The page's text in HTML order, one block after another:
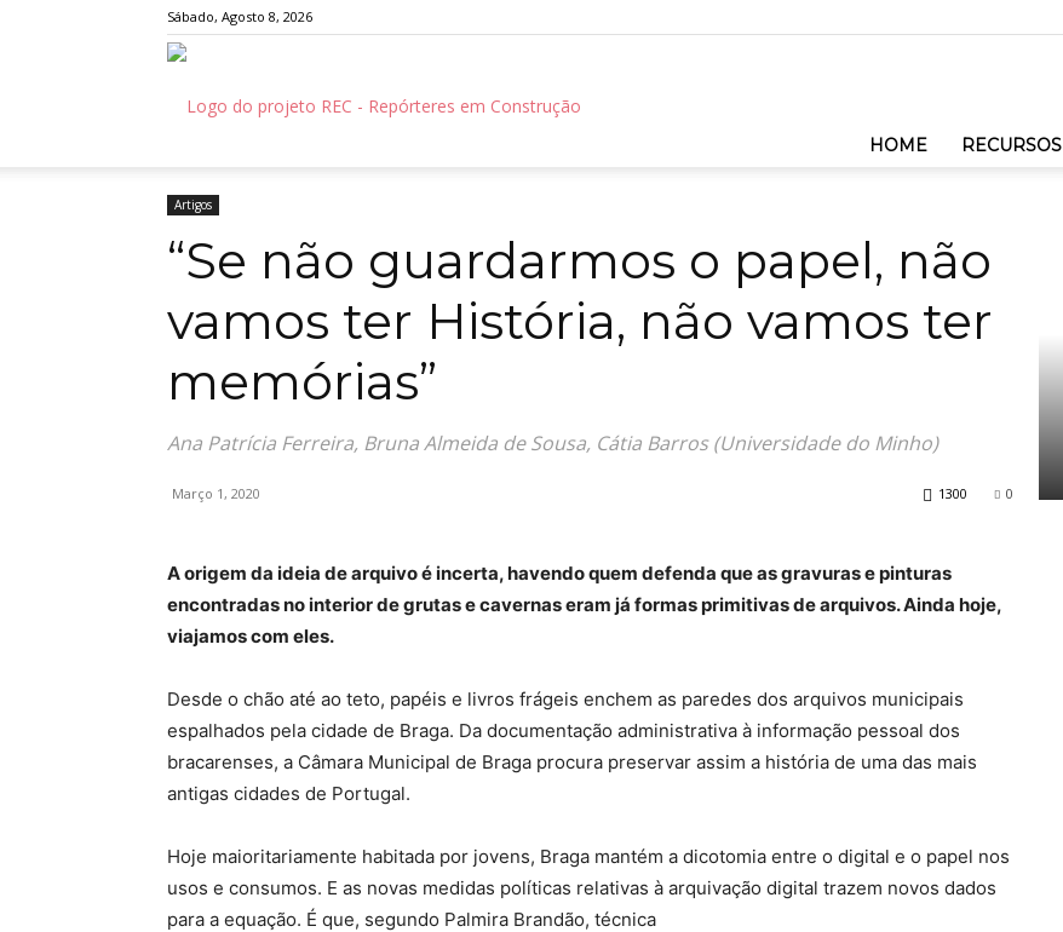
Sábado, Agosto 8, 2026
HOME RECURSOS
Início
Artigos
“Se não guardarmos o papel, não
vamos ter História, não vamos ter
memórias”
Ana Patrícia Ferreira, Bruna Almeida de Sousa, Cátia Barros (Universidade do Minho)
Março 1, 2020 0
1300
A origem da ideia de arquivo é incerta, havendo quem defenda que as gravuras e pinturas
encontradas no interior de grutas e cavernas eram já formas primitivas de arquivos. Ainda hoje,
viajamos com eles.
Desde o chão até ao teto, papéis e livros frágeis enchem as paredes dos arquivos municipais
espalhados pela cidade de Braga. Da documentação administrativa à informação pessoal dos
bracarenses, a Câmara Municipal de Braga procura preservar assim a história de uma das mais
antigas cidades de Portugal.
Hoje maioritariamente habitada por jovens, Braga mantém a dicotomia entre o digital e o papel nos
usos e consumos. E as novas medidas políticas relativas à arquivação digital trazem novos dados
para a equação. É que, segundo Palmira Brandão, técnica